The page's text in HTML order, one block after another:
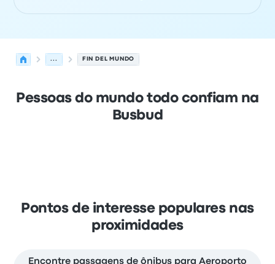
... FIN DEL MUNDO
Pessoas do mundo todo confiam na
Busbud
Pontos de interesse populares nas
proximidades
Encontre passagens de ônibus para Aeroporto